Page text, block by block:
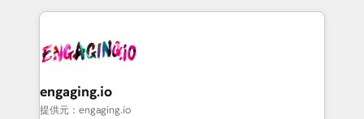
advanced optimization & adoption 📍 São Paulo, BR
• Des Moines, IA • New York, NY
dados e automatizar operações. O objetivo é
operacional de receita conectando equipes
Também somos distribuidores oficiais da HubSpot
e de mais de 150 softwares globais permitindo
engaging.io
提供元：engaging.io